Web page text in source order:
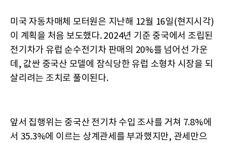
미국 자동차매체 모터원은 지난해 12월 16일(현지시각)
이 계획을 처음 보도했다. 2024년 기준 중국에서 조립된
전기차가 유럽 순수전기차 판매의 20%를 넘어선 가운
데, 값싼 중국산 모델에 잠식당한 유럽 소형차 시장을 되
살리려는 조치로 풀이된다.
앞서 집행위는 중국산 전기차 수입 조사를 거쳐 7.8%에
서 35.3%에 이르는 상계관세를 부과했지만, 관세만으